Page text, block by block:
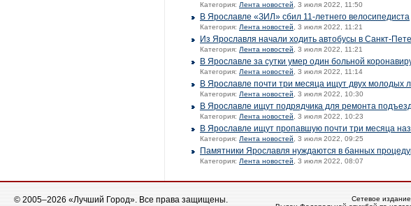
Категория: Лента новостей , 3 июля 2022, 11:50
В Ярославле «ЗИЛ» сбил 11-летнего велосипедиста
Категория: Лента новостей , 3 июля 2022, 11:21
Из Ярославля начали ходить автобусы в Санкт-
Категория: Лента новостей , 3 июля 2022, 11:21
В Ярославле за сутки умер один больной
Категория: Лента новостей , 3 июля 2022, 11:14
В Ярославле почти три месяца ищут двух молодых
Категория: Лента новостей , 3 июля 2022, 10:30
В Ярославле ищут подрядчика для ремонта
Категория: Лента новостей , 3 июля 2022, 10:23
В Ярославле ищут пропавшую почти три месяца
Категория: Лента новостей , 3 июля 2022, 09:25
Памятники Ярославля нуждаются в банных
Категория: Лента новостей , 3 июля 2022, 08:07
© 2005–2026 «Лучший Город». Все права защищены.
Сетевое